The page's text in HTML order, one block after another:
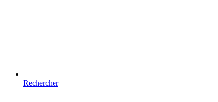
Rechercher